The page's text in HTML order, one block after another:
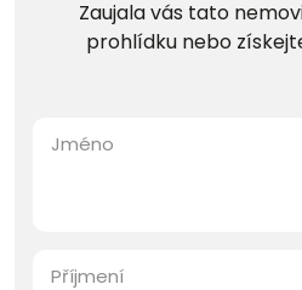
Zaujala vás tato
prohlídku nebo
Jméno
Příjmení